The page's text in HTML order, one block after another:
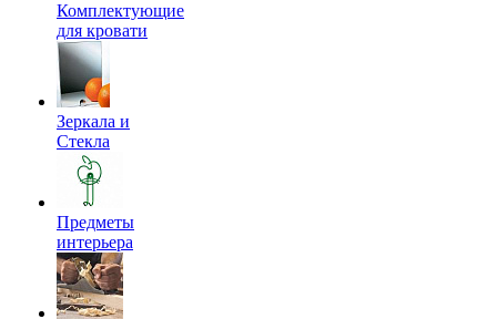
Комплектующие
для кровати
Зеркала и
Стекла
Предметы
интерьера